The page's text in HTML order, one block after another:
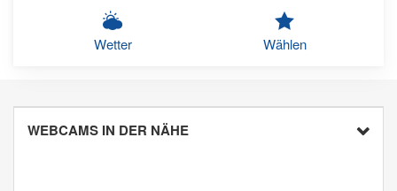
Wetter Wählen
WEBCAMS IN DER NÄHE